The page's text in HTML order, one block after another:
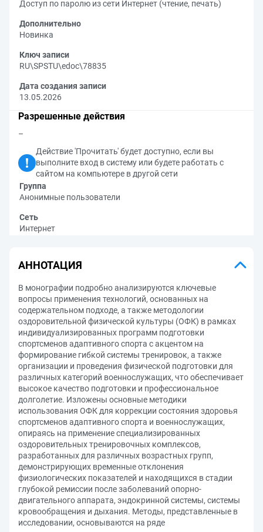
Доступ по паролю из сети Интернет (чтение, печать)
Дополнительно
Новинка
Ключ записи
RU\SPSTU\edoc\78835
Дата создания записи
13.05.2026
Разрешенные действия
–
Действие 'Прочитать' будет доступно, если вы
выполните вход в систему или будете работать с
сайтом на компьютере в другой сети
Группа
Анонимные пользователи
Сеть
Интернет
АННОТАЦИЯ
В монографии подробно анализируются ключевые
вопросы применения технологий, основанных на
содержательном подходе, а также методологии
оздоровительной физической культуры (ОФК) в рамках
индивидуализированных программ подготовки
спортсменов адаптивного спорта с акцентом на
формирование гибкой системы тренировок, а также
организации и проведения физической подготовки для
различных категорий военнослужащих, что обеспечивает
высокое качество подготовки и профессиональное
долголетие. Изложены основные методики
использования ОФК для коррекции состояния здоровья
спортсменов адаптивного спорта и военнослужащих,
опираясь на применение специализированных
оздоровительных тренировочных комплексов,
разработанных для различных возрастных групп,
демонстрирующих временные отклонения
физиологических показателей и находящихся в стадии
глубокой ремиссии после заболеваний опорно-
двигательного аппарата, эндокринной системы, системы
кровообращения и дыхания. Методы, представленные в
исследовании, основываются на ряде